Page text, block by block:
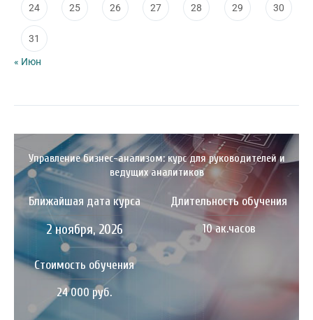
24 25 26 27 28 29 30
31
« Июн
Управление бизнес-анализом: курс для руководителей и
ведущих аналитиков
Ближайшая дата курса
2 ноября, 2026
Длительность обучения
10 ак.часов
Стоимость обучения
24 000 руб.